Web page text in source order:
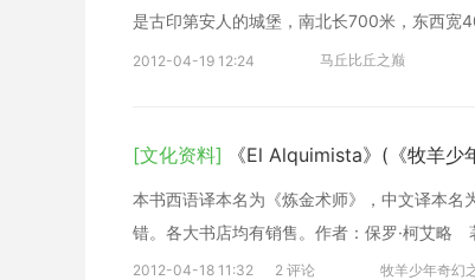
是古印第安人的城堡，南北长700米，东西宽
1943年10月22日骑马参观了这座古城堡，两
2012-04-19 12:24 马丘比丘之巅
[文化资料] 《El Alquimista》(《牧羊少
本书西语译本名为《炼金术师》，中文译本
错。各大书店均有销售。作者：保罗·柯艾略
2012-04-18 11:32 2 评论 牧羊少年奇幻